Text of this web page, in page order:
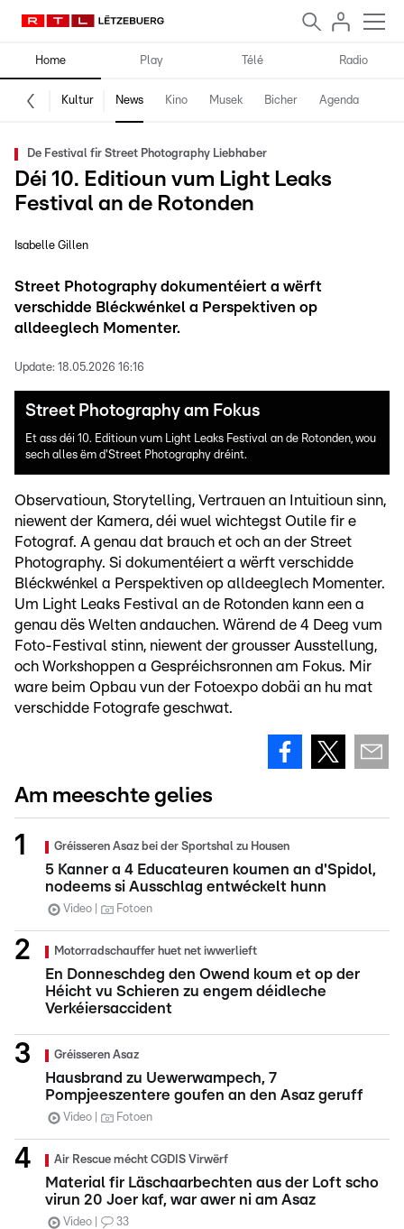
Home Play Télé Radio
Kultur News Kino Musek Bicher Agenda
De Festival fir Street Photography Liebhaber
Déi 10. Editioun vum Light Leaks
Festival an de Rotonden
Isabelle Gillen
Street Photography dokumentéiert a wërft
verschidde Bléckwénkel a Perspektiven op
alldeeglech Momenter.
Update: 18.05.2026 16:16
Street Photography am Fokus
Et ass déi 10. Editioun vum Light Leaks Festival an de Rotonden, wou
sech alles ëm d'Street Photography dréint.
Observatioun, Storytelling, Vertrauen an Intuitioun sinn,
niewent der Kamera, déi wuel wichtegst Outile fir e
Fotograf. A genau dat brauch et och an der Street
Photography. Si dokumentéiert a wërft verschidde
Bléckwénkel a Perspektiven op alldeeglech Momenter.
Um Light Leaks Festival an de Rotonden kann een a
genau dës Welten andauchen. Wärend de 4 Deeg vum
Foto-Festival stinn, niewent der grousser Ausstellung,
och Workshoppen a Gespréichsronnen am Fokus. Mir
ware beim Opbau vun der Fotoexpo dobäi an hu mat
verschidde Fotografe geschwat.
Am meeschte gelies
Gréisseren Asaz bei der Sportshal zu Housen
5 Kanner a 4 Educateuren koumen an d'Spidol,
nodeems si Ausschlag entwéckelt hunn
Video Fotoen
Motorradschauffer huet net iwwerlieft
En Donneschdeg den Owend koum et op der
Héicht vu Schieren zu engem déidleche
Verkéiersaccident
Gréisseren Asaz
Hausbrand zu Uewerwampech, 7
Pompjeeszentere goufen an den Asaz geruff
Video Fotoen
Air Rescue mécht CGDIS Virwërf
Material fir Läschaarbechten aus der Loft scho
virun 20 Joer kaf, war awer ni am Asaz
Video 33